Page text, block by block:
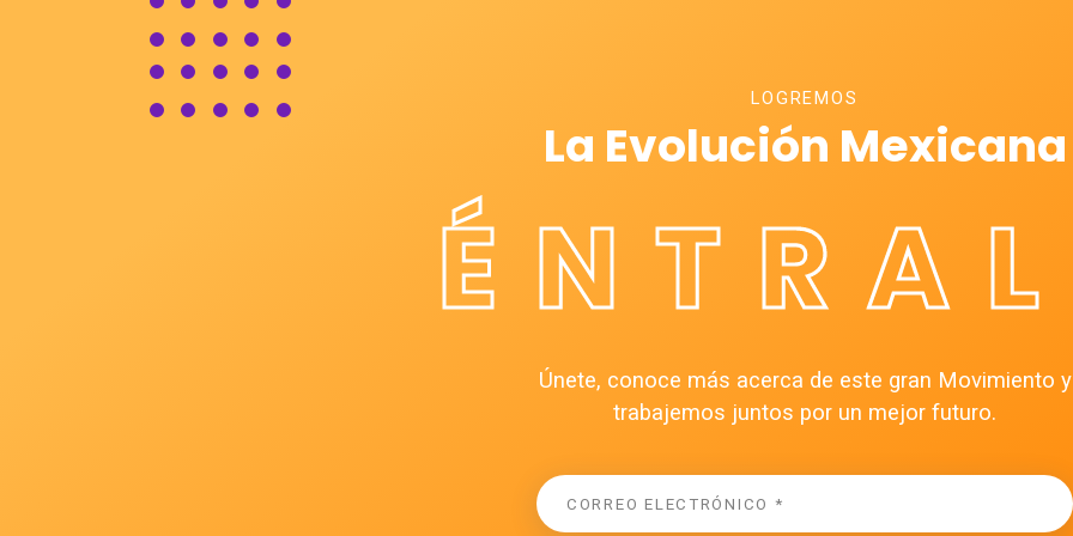
LOGREMOS
La Evolución Mexicana
Únete, conoce más acerca de este gran Movimiento y
trabajemos juntos por un mejor futuro.